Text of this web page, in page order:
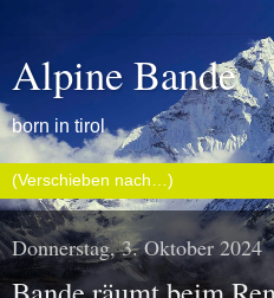
Alpine Bande
born in tirol
Donnerstag, 3. Oktober 2024